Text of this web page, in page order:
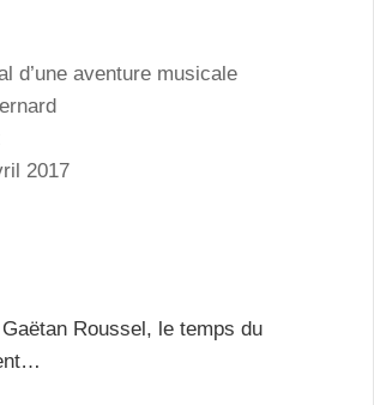
d’une aventure musicale
2017
Roussel, le temps du